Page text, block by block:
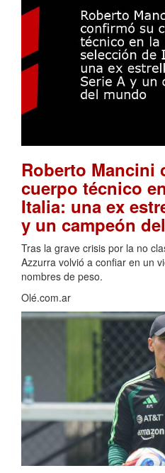
Roberto Mancini
cuerpo técnico
Italia: una ex
y un campeón
Tras la grave crisis por la no
Azzurra volvió a confiar en un
nombres de peso.
Olé.com.ar